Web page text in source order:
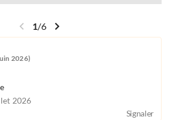
1/6
2026)
2026
Signaler